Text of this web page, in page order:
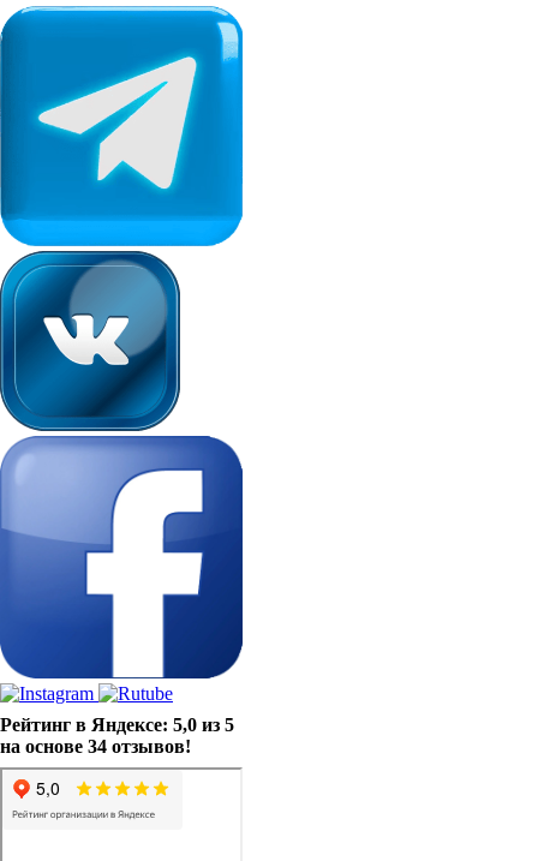
Рейтинг в Яндексе: 5,0 из 5
на основе 34 отзывов!